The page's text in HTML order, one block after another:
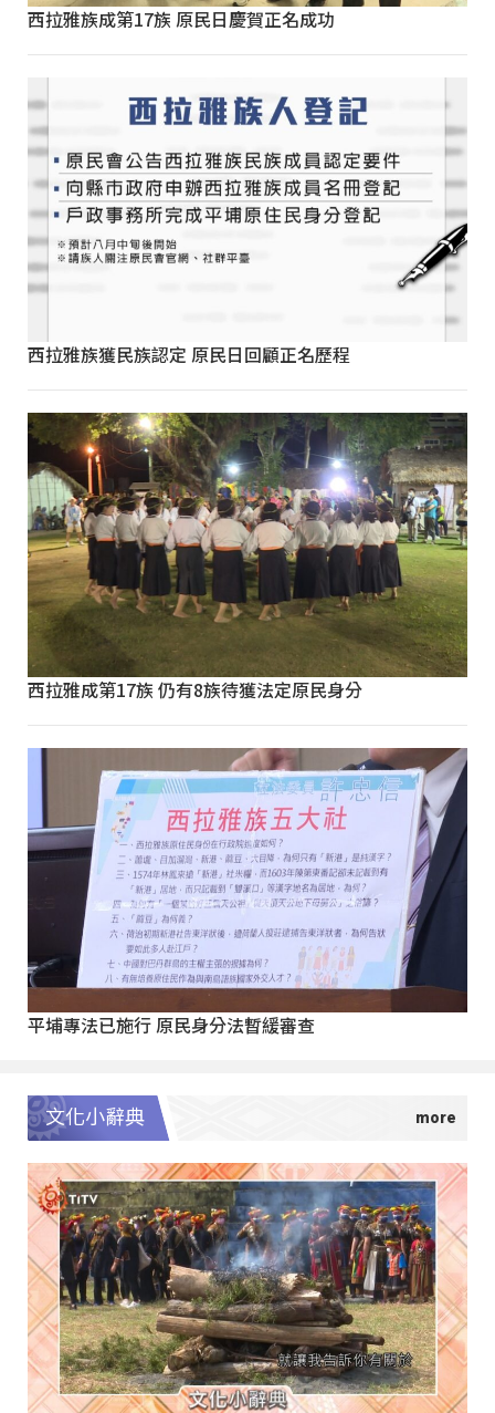
西拉雅族成第17族 原民日慶賀正名成功
西拉雅族獲民族認定 原民日回顧正名歷程
西拉雅成第17族 仍有8族待獲法定原民身分
平埔專法已施行 原民身分法暫緩審查
文化小辭典